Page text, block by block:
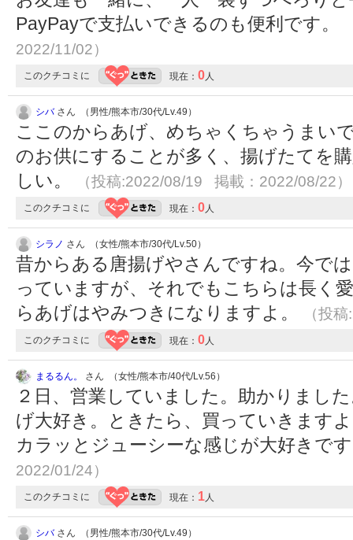
PayPayで支払いできるのも便利です。
2022/11/02）
このクチコミに 現在： 0人
シバさん （男性/熊本市/30代/Lv.49）
ここのからあげ、めちゃくちゃうまい
のお供にすることが多く、揚げたてを
しい。
（投稿:2022/08/19 掲載：2022/08/22）
このクチコミに 現在： 0人
シラノ さん （女性/熊本市/30代/Lv.50）
昔からある唐揚げやさんですね。今で
っていますが、それでもこちらは長く
らあげはやみつきになりますよ。
（投
このクチコミに 現在： 0人
まるるん。 さん （女性/熊本市/40代/Lv.56）
２日、営業していました。助かりまし
げ大好き。ときたら、買っていきます
カラッとジューシーな感じが大好きで
2022/01/24）
このクチコミに 現在： 1人
シバさん （男性/熊本市/30代/Lv.49）